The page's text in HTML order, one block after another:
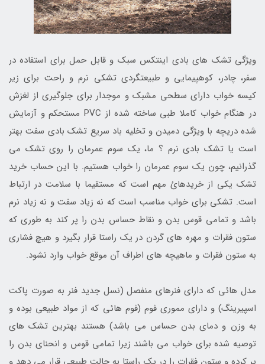
ویژگی تشک های بادی اینتکس سبک و قابل حمل برای استفاده در
سفر، چادر، کوهپیمایی و طبیعتگردی تشکی نرم و راحت برای زیر
کیسه خواب دارای سطحی مشبک و موجدار برای جلوگیری از لغزش
در هنگام خواب کاملا طبی ساخته شده از PVC مستحکم و آزمایش
شده دریچه با ویژگی دمیدن و تخلیه باد سریع تشک بادی سفت بهتر
است یا تشک بادی نرم ؟ ما، یک سوم عمرمان را روی تشک می
گذرانیم، چون یک سوم عمرمان را خواب هستیم. با این حساب خرید
تشک یکی از خریدهائ مهم است که مستقیما با سلامت در ارتباط
است. تشکی برای خواب مناسب است که نه زیاد سفت و نه زیاد نرم
باشد و تمامی قوس بدن و نقاط حساس بدن را پر کند به طوری که
ستون فقرات و مهره های گردن در یک راستا قرار بگیرد و هیچ فشاری
به ستون فقرات و ماهیچه های اطراف آن موقع خواب وارد نشود.
مدل هائی که دارای فنرهای منفصل (نسل جدید فنر به صورت پاکت
اسپیرینگ) و دارای مموری فوم (فوم هائی که از مواد طبیعی بوده و
به وزن و دمای بدن حساس می باشد) هستند بهترین تشک های
توصیه شده برای خواب می باشند زیرا تمامی قوس و انحنای بدن را